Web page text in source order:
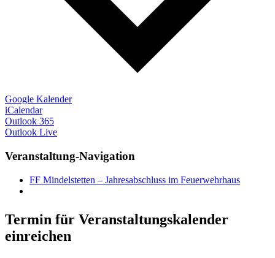
Google Kalender
iCalendar
Outlook 365
Outlook Live
Veranstaltung-Navigation
FF Mindelstetten – Jahresabschluss im Feuerwehrhaus
Termin für Veranstaltungskalender
einreichen